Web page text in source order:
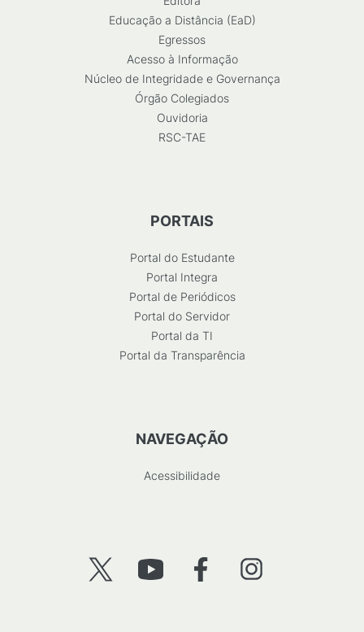
Educação a Distância (EaD)
Egressos
Acesso à Informação
Núcleo de Integridade e Governança
Órgão Colegiados
Ouvidoria
RSC-TAE
PORTAIS
Portal do Estudante
Portal Integra
Portal de Periódicos
Portal do Servidor
Portal da TI
Portal da Transparência
NAVEGAÇÃO
Acessibilidade